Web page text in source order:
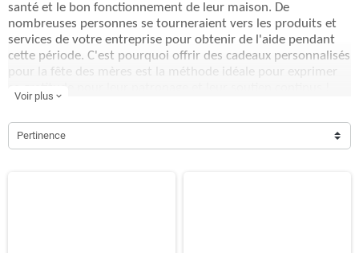
santé et le bon fonctionnement de leur maison. De
nombreuses personnes se tourneraient vers les produits et
services de votre entreprise pour obtenir de l'aide pendant
cette période. C'est pourquoi offrir des cadeaux personnalisés
pour la fête des mères est la méthode idéale pour exprimer
Voir plus expand_more
Pertinence